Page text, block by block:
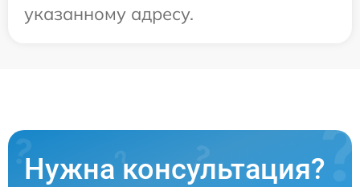
указанному адресу.
Нужна консультация?